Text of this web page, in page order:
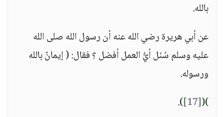
بالله.
عن أبي هريرة رضي الله عنه أن رسول الله صلى الله
عليه وسلم سُئل أيُّ العمل أفضل ؟ فقال: ( إيمانٌ بالله
ورسوله.
)
(
[17]
)
.